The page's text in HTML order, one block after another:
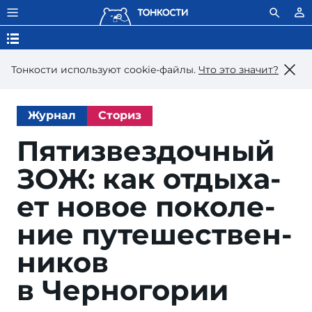
Тонкости используют сookie-файлы. Что это значит?
Журнал Сториз
Пятизвездочный
ЗОЖ: как от­ды­ха­
ет но­вое по­ко­ле­
ние пу­те­шест­вен­
ни­ков
в Черногории